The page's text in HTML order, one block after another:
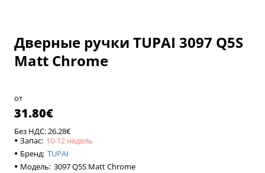
10-12 недель
10-12 недель
Дверные ручки TUPAI 3097 Q5S
Matt Chrome
от
31.80€
Без НДС: 26.28€
Запас: 10-12 недель
Бренд: TUPAI
Модель: 3097 Q5S Matt Chrome